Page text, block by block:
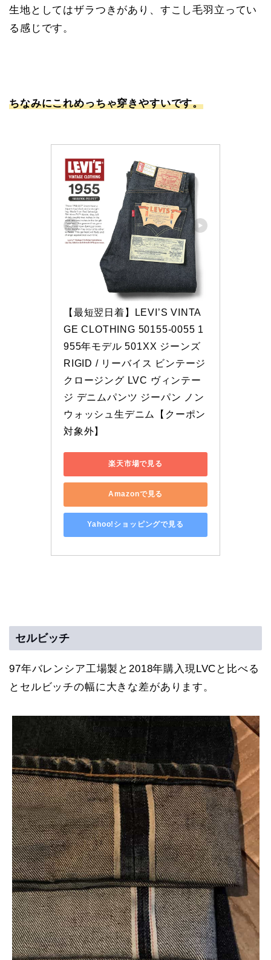
生地としてはザラつきがあり、すこし毛羽立ってい
る感じです。
ちなみにこれめっちゃ穿きやすいです。
【最短翌日着】LEVI’S VINTA
GE CLOTHING 50155-0055 1
955年モデル 501XX ジーンズ
RIGID / リーバイス ビンテージ
クロージング LVC ヴィンテー
ジ デニムパンツ ジーパン ノン
ウォッシュ生デニム【クーポン
対象外】
楽天市場で見る
Amazonで見る
Yahoo!ショッピングで見る
セルビッチ
97年バレンシア工場製と2018年購入現LVCと比べる
とセルビッチの幅に大きな差があります。